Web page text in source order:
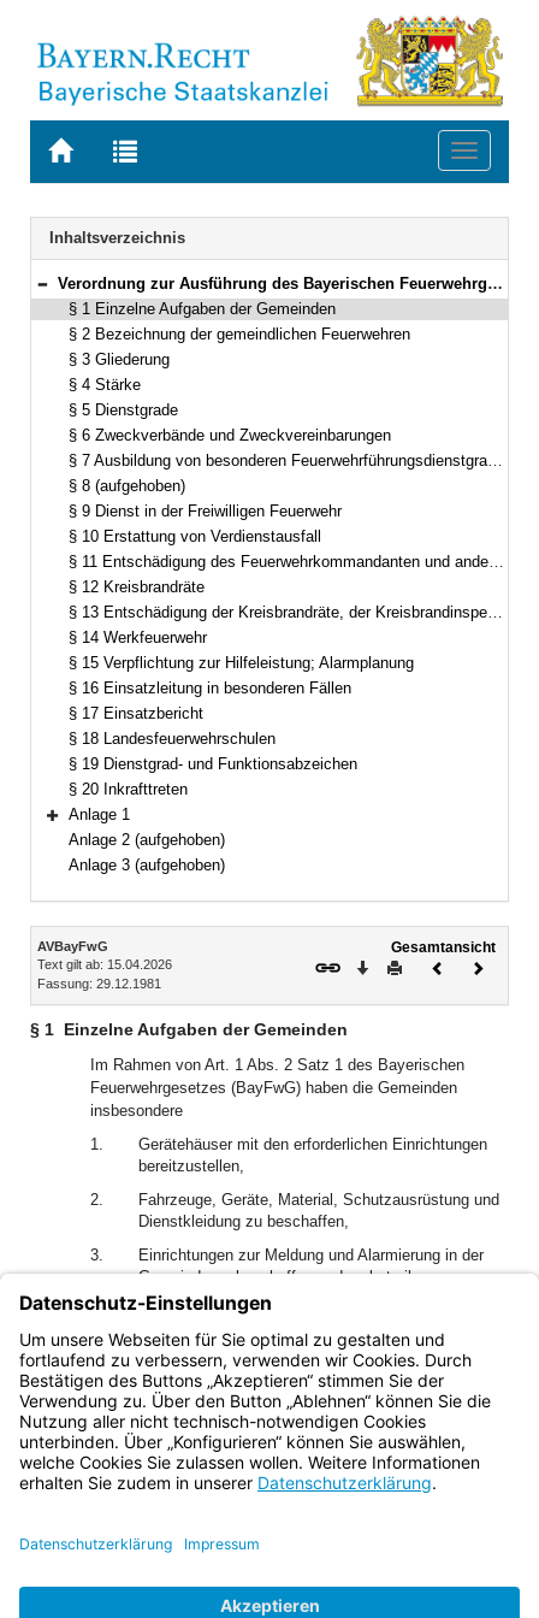
Zur
BAYERN.RECHT
Zur
letzten
Suche
Toggle
Navigation
Inhaltsverzeichnis
Bereich reduzieren
Verordnung zur Ausführung des Bayerischen Feuerwehrgesetzes (Feuerwehrgesetzausführungsverordnung – AVBayFwG) Vom 29. Dezember 1981 (BayRS III S. 637) BayRS 215-3-1-1-I (§§ 1–20)
§ 1 Einzelne Aufgaben der Gemeinden
§ 2 Bezeichnung der gemeindlichen Feuerwehren
§ 3 Gliederung
§ 4 Stärke
§ 5 Dienstgrade
§ 6 Zweckverbände und Zweckvereinbarungen
§ 7 Ausbildung von besonderen Feuerwehrführungsdienstgraden und Führungskräften
§ 8 (aufgehoben)
§ 9 Dienst in der Freiwilligen Feuerwehr
§ 10 Erstattung von Verdienstausfall
§ 11 Entschädigung des Feuerwehrkommandanten und anderer Feuerwehrdienstleistender
§ 12 Kreisbrandräte
§ 13 Entschädigung der Kreisbrandräte, der Kreisbrandinspektoren und Kreisbrandmeister
§ 14 Werkfeuerwehr
§ 15 Verpflichtung zur Hilfeleistung; Alarmplanung
§ 16 Einsatzleitung in besonderen Fällen
§ 17 Einsatzbericht
§ 18 Landesfeuerwehrschulen
§ 19 Dienstgrad- und Funktionsabzeichen
§ 20 Inkrafttreten
Bereich erweitern
Anlage 1
Anlage 2 (aufgehoben)
Anlage 3 (aufgehoben)
Inhalt
AVBayFwG
Text gilt ab: 15.04.2026
Fassung: 29.12.1981
Gesamtansicht
Download
DruckenVorheriges
§ 1 Einzelne Aufgaben der Gemeinden
Im Rahmen von Art. 1 Abs. 2 Satz 1 des Bayerischen
Feuerwehrgesetzes (BayFwG) haben die Gemeinden
insbesondere
1.
Gerätehäuser mit den erforderlichen Einrichtungen
bereitzustellen,
2.
Fahrzeuge, Geräte, Material, Schutzausrüstung und
Dienstkleidung zu beschaffen,
3.
Einrichtungen zur Meldung und Alarmierung in der
Gemeinde zu beschaffen und zu betreiben,
4.
den Verwaltungsaufwand und, soweit dafür nicht
Dritte aufkommen, die Kosten der Aus- und
Fortbildung zu tragen.
Bayern.de
BayernPortal
Impressum